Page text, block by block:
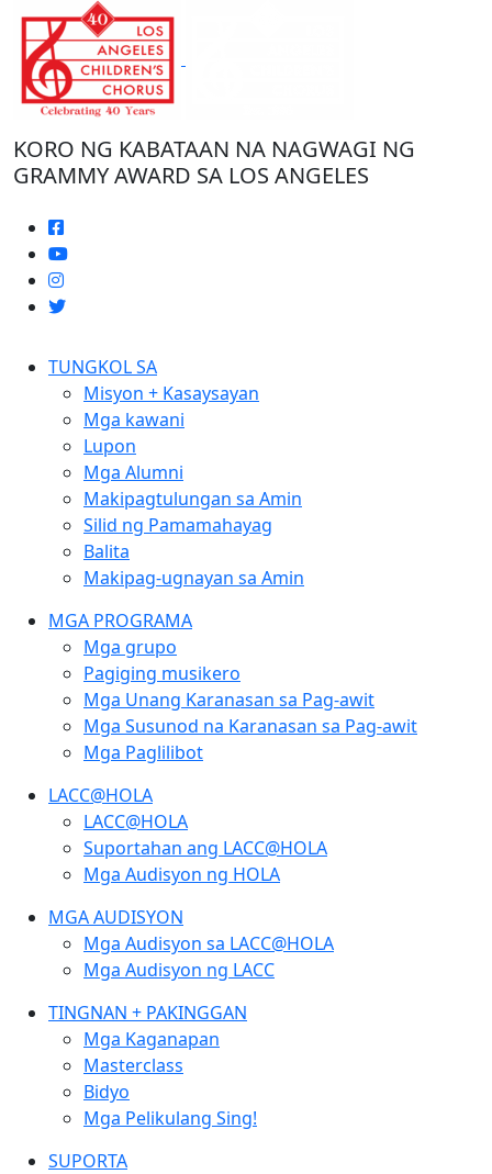
Laktawan
ang
nilalaman
KORO NG KABATAAN NA NAGWAGI NG
GRAMMY AWARD SA LOS ANGELES
TUNGKOL SA
Misyon + Kasaysayan
Mga kawani
Lupon
Mga Alumni
Makipagtulungan sa Amin
Silid ng Pamamahayag
Balita
Makipag-ugnayan sa Amin
MGA PROGRAMA
Mga grupo
Pagiging musikero
Mga Unang Karanasan sa Pag-awit
Mga Susunod na Karanasan sa Pag-awit
Mga Paglilibot
LACC@HOLA
LACC@HOLA
Suportahan ang LACC@HOLA
Mga Audisyon ng HOLA
MGA AUDISYON
Mga Audisyon sa LACC@HOLA
Mga Audisyon ng LACC
TINGNAN + PAKINGGAN
Mga Kaganapan
Masterclass
Bidyo
Mga Pelikulang Sing!
SUPORTA